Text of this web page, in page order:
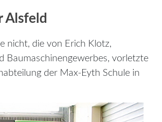
Alsfeld
nicht, die von Erich Klotz,
Baumaschinengewerbes, vorletzte
der Max-Eyth Schule in